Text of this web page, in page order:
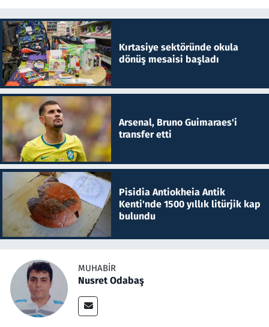
Kırtasiye sektöründe okula
dönüş mesaisi başladı
Arsenal, Bruno Guimaraes'i
transfer etti
Pisidia Antiokheia Antik
Kenti'nde 1500 yıllık litürjik kap
bulundu
MUHABIR
Nusret Odabaş